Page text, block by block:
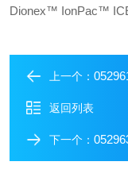
Dionex™ IonPac™
上一个：
返回列表
下一个：